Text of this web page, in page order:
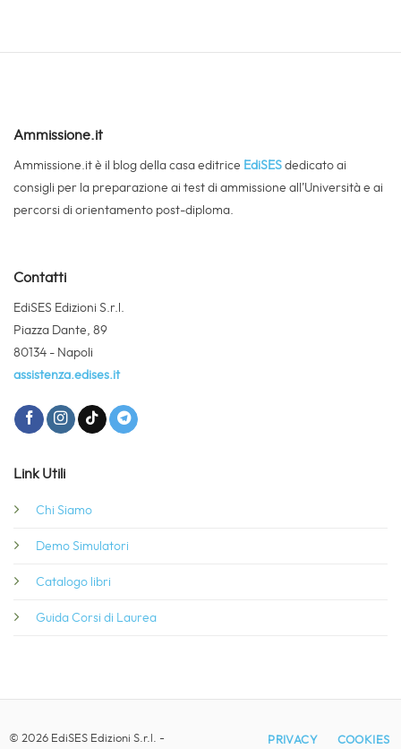
Ammissione.it
Ammissione.it è il blog della casa editrice EdiSES dedicato ai
consigli per la preparazione ai test di ammissione all’Università e ai
percorsi di orientamento post-diploma.
Contatti
EdiSES Edizioni S.r.l.
Piazza Dante, 89
80134 - Napoli
assistenza.edises.it
Link Utili
Chi Siamo
Demo Simulatori
Catalogo libri
Guida Corsi di Laurea
© 2026 EdiSES Edizioni S.r.l. - PRIVACY COOKIES